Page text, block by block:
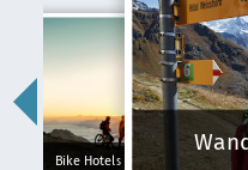
Bike Hotels